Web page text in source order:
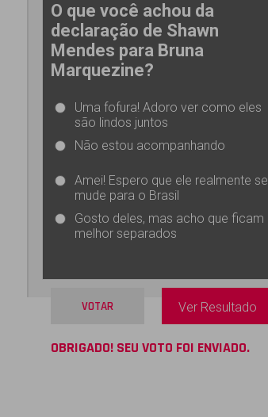
O que você achou da
declaração de Shawn
Mendes para Bruna
Marquezine?
Uma fofura! Adoro ver como eles
são lindos juntos
Não estou acompanhando
Amei! Espero que ele realmente se
mude para o Brasil
Gosto deles, mas acho que ficam
melhor separados
VOTAR Ver Resultado
OBRIGADO! SEU VOTO FOI ENVIADO.